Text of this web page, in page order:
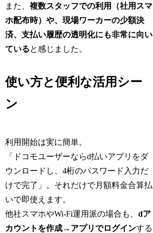
また、複数スタッフでの利用（社用スマ
ホ配布時）や、現場ワーカーの少額決
済、支払い履歴の透明化にも非常に向い
ていると感じました。
使い方と便利な活用シー
ン
利用開始は実に簡単。
「ドコモユーザーならd払いアプリをダ
ウンロードし、4桁のパスワード入力だ
けで完了」。それだけで月額料金合算払
いで即使えます。
他社スマホやWi-Fi運用派の場合も、dア
カウントを作成→ アプリでログインする